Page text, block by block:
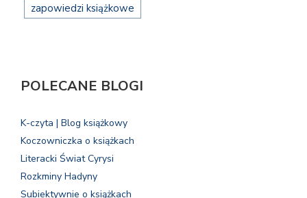
zapowiedzi książkowe
POLECANE BLOGI
K-czyta | Blog książkowy
Koczowniczka o książkach
Literacki Świat Cyrysi
Rozkminy Hadyny
Subiektywnie o książkach